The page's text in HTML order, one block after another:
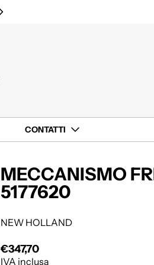
CONTATTI
MECCANISMO
5177620
NEW HOLLAND
Prezzo regolare
€347,70
IVA inclusa